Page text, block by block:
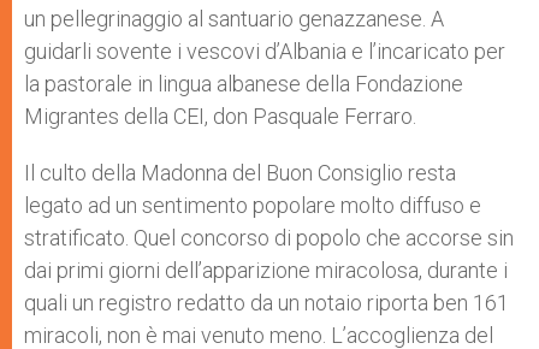
un pellegrinaggio al santuario genazzanese. A
guidarli sovente i vescovi d’Albania e l’incaricato per
la pastorale in lingua albanese della Fondazione
Migrantes della CEI, don Pasquale Ferraro.
Il culto della Madonna del Buon Consiglio resta
legato ad un sentimento popolare molto diffuso e
stratificato. Quel concorso di popolo che accorse sin
dai primi giorni dell’apparizione miracolosa, durante i
quali un registro redatto da un notaio riporta ben 161
miracoli, non è mai venuto meno. L’accoglienza del